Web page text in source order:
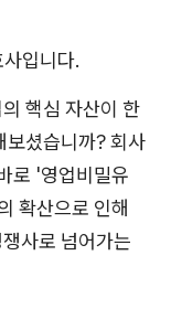
입니다.
핵심 자산이 한
보셨습니까? 회사
로 '영업비밀유
확산으로 인해
사로 넘어가는